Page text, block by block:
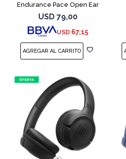
Endurance Pace Open Ear
Negro
USD 79,00
USD 67,15